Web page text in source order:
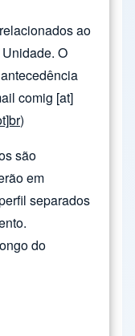
ao
O
comig [at]
)
são
em
separados
do